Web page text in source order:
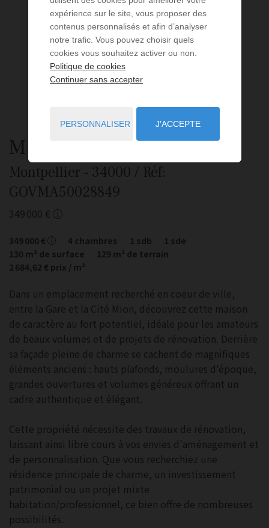
Maison 7 piècesà vendre
Montpellier - 34000 / Réf:
GOVMA50028849
349 000 €
349 000 € 4 chambres 1 sdb 1 sde
130 m² de surface 129 m² de terrain
2 684,62 € prix / m²
Dans un emplacement recherché en coeur de ville,
entre la Gare et la Cité Mion, découvrez cette maison
de caractère au fort potentiel, idéale pour les amateurs
de beaux volumes et de projets de rénovation. Derrière
sa façade pleine de charme se cachent de magnifiques
éléments anciens : hauts plafonds, moulures d'époque,
grandes ouvertures et volumes généreux offrant un
cadre authentique et élégant.
Cette propriété nécessite des travaux de rénovation,
laissant ainsi libre cours à vos envies d'aménagement et
de personnalisation. Que vous recherchiez une
résidence principale de charme, un investissement
patrimonial ou un projet mixte
habitation/professionnel, ce bien offre de nombreuses
possibilités.
expérience sur le site, vous proposer des
contenus personnalisés et afin d’analyser
notre trafic. Vous pouvez choisir quels
cookies vous souhaitez activer ou non.
Politique de cookies
Continuer sans accepter
PERSONNALISER J'ACCEPTE